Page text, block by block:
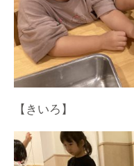
【きいろ】